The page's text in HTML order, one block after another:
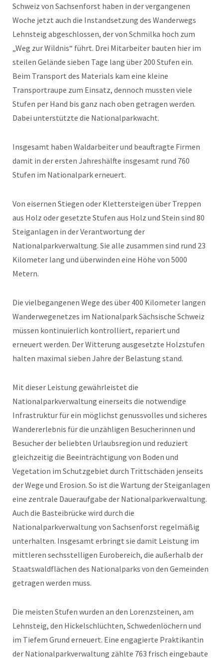
Schweiz von Sachsenforst haben in der vergangenen
Woche jetzt auch die Instandsetzung des Wanderwegs
Lehnsteig abgeschlossen, der von Schmilka hoch zum
„Weg zur Wildnis“ führt. Drei Mitarbeiter bauten hier im
steilen Gelände sieben Tage lang über 200 Stufen ein.
Beim Transport des Materials kam eine kleine
Transportraupe zum Einsatz, dennoch mussten viele
Stufen per Hand bis ganz nach oben getragen werden.
Dabei unterstützte die Nationalparkwacht.
Insgesamt haben Waldarbeiter und beauftragte Firmen
damit in der ersten Jahreshälfte insgesamt rund 760
Stufen im Nationalpark erneuert.
Von eisernen Stiegen oder Klettersteigen über Treppen
aus Holz oder gesetzte Stufen aus Holz und Stein sind 80
Steiganlagen in der Verantwortung der
Nationalparkverwaltung. Sie alle zusammen sind rund 23
Kilometer lang und überwinden eine Höhe von 5000
Metern.
Die vielbegangenen Wege des über 400 Kilometer langen
Wanderwegenetzes im Nationalpark Sächsische Schweiz
müssen kontinuierlich kontrolliert, repariert und
erneuert werden. Der Witterung ausgesetzte Holzstufen
halten maximal sieben Jahre der Belastung stand.
Mit dieser Leistung gewährleistet die
Nationalparkverwaltung einerseits die notwendige
Infrastruktur für ein möglichst genussvolles und sicheres
Wandererlebnis für die unzähligen Besucherinnen und
Besucher der beliebten Urlaubsregion und reduziert
gleichzeitig die Beeinträchtigung von Boden und
Vegetation im Schutzgebiet durch Trittschäden jenseits
der Wege und Erosion. So ist die Wartung der Steiganlagen
eine zentrale Daueraufgabe der Nationalparkverwaltung.
Auch die Basteibrücke wird durch die
Nationalparkverwaltung von Sachsenforst regelmäßig
unterhalten. Insgesamt erbringt sie damit Leistung im
mittleren sechsstelligen Eurobereich, die außerhalb der
Staatswaldflächen des Nationalparks von den Gemeinden
getragen werden muss.
Die meisten Stufen wurden an den Lorenzsteinen, am
Lehnsteig, den Hickelschlüchten, Schwedenlöchern und
im Tiefem Grund erneuert. Eine engagierte Praktikantin
der Nationalparkverwaltung zählte 763 frisch eingebaute